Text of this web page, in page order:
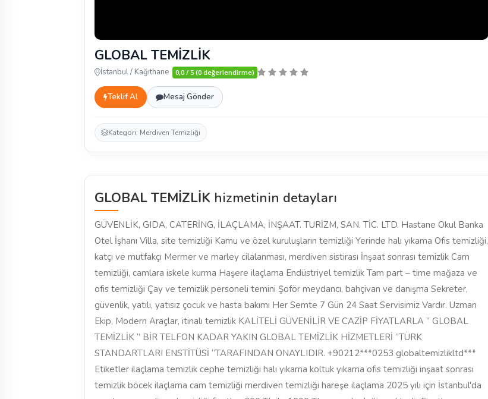
GLOBAL TEMİZLİK
İstanbul / Kağıthane 0,0 / 5 (0 değerlendirme)
Teklif Al Mesaj Gönder
Kategori: Merdiven Temizliği
GLOBAL TEMİZLİK hizmetinin detayları
GÜVENLİK, GIDA, CATERİNG, İLAÇLAMA, İNŞAAT. TURİZM, SAN. TİC. LTD. Hastane Okul Banka
Otel İşhanı Villa, site temizliği Kamu ve özel kuruluşların temizliği Yerinde halı yıkama Ofis temizliği,
katçı ve mutfakçı Mermer ve marley cilalanması, merdiven sistirası İnşaat sonrası temizlik Cam
temizliği, camlara iskele kurma Haşere ilaçlama Endüstriyel temizlik Tam part – time mağaza ve
ofis temizliği Çay ve temizlik personeli temini Şoför meydancı, bahçivan ve danışma Sekreter,
güvenlik, yatılı, yatısız çocuk ve hasta bakımı Her Semte 7 Gün 24 Saat Servisimiz Vardır. Uzman
Ekip, Modern Araçlar, itinalı temizlik KALİTELİ GÜVENİLİR VE CAZİP FİYATLARLA ’’ GLOBAL
TEMİZLİK ‘’ BİR TELFON KADAR YAKIN GLOBAL TEMİZLİK HİZMETLERİ ‘’TÜRK
STANDARTLARI ENSTİTÜSİ ‘’TARAFINDAN ONAYLIDIR. +90212***0253 globaltemizlikltd***
Etiketler ilaçlama temizlik cephe temizliği halı yıkama koltuk yıkama ofis temizliği inşaat sonrası
temizlik böcek ilaçlama cam temizliği merdiven temizliği hareşe ilaçlama 2025 yılı için İstanbul'da